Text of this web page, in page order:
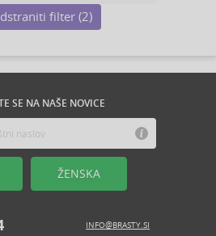
filter (2)
SE NA NAŠE NOVICE
ŽENSKA
INFO@BRASTY.SI